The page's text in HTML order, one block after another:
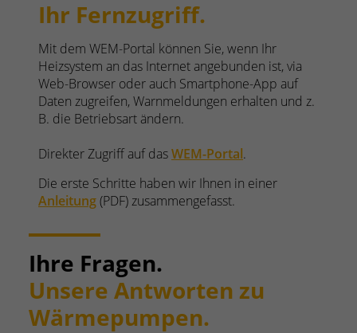
Ihr Fernzugriff.
Mit dem WEM-Portal können Sie, wenn Ihr
Heizsystem an das Internet angebunden ist, via
Web-Browser oder auch Smartphone-App auf
Daten zugreifen, Warnmeldungen erhalten und z.
B. die Betriebsart ändern.
Direkter Zugriff auf dasWEM-Portal.
Die erste Schritte haben wir Ihnen in einer
Anleitung(PDF) zusammengefasst.
Ihre Fragen.
Unsere Antworten zu
Wärmepumpen.